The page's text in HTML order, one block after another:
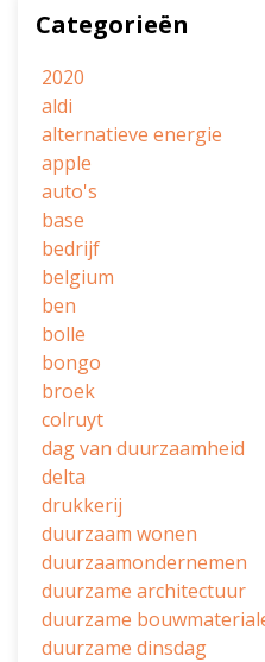
Categorieën
2020
aldi
alternatieve energie
apple
auto's
base
bedrijf
belgium
ben
bolle
bongo
broek
colruyt
dag van duurzaamheid
delta
drukkerij
duurzaam wonen
duurzaamondernemen
duurzame architectuur
duurzame
duurzame dinsdag